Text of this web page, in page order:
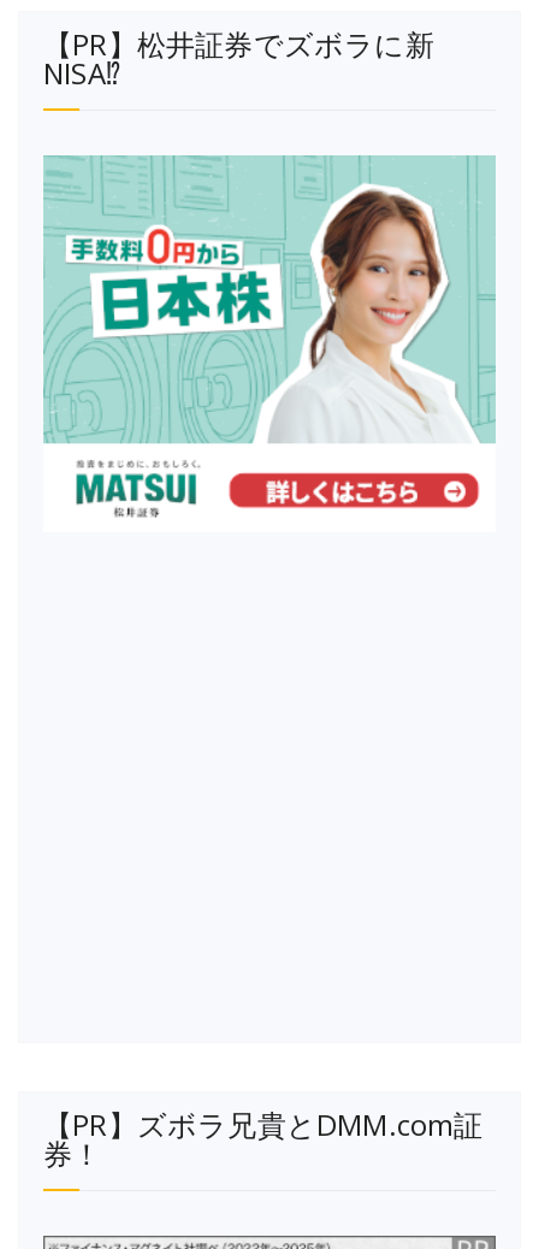
【PR】松井証券でズボラに新
NISA⁉
【PR】ズボラ兄貴とDMM.com証
券！